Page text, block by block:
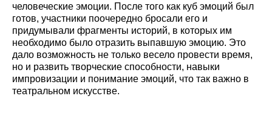
человеческие эмоции. После того как куб эмоций был
готов, участники поочередно бросали его и
придумывали фрагменты историй, в которых им
необходимо было отразить выпавшую эмоцию. Это
дало возможность не только весело провести время,
но и развить творческие способности, навыки
импровизации и понимание эмоций, что так важно в
театральном искусстве.